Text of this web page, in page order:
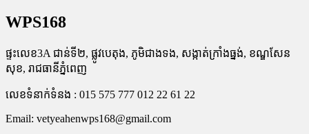
WPS168
ផ្ទះលេខ3A ជាន់ទី២, ផ្លូវបេតុង, ភូមិជាងទង, សង្កាត់ក្រាំងធ្នង់, ខណ្ឌសែន
សុខ, រាជធានីភ្នំពេញ
លេខទំនាក់ទំនង : 015 575 777 012 22 61 22
Email: vetyeahenwps168@gmail.com